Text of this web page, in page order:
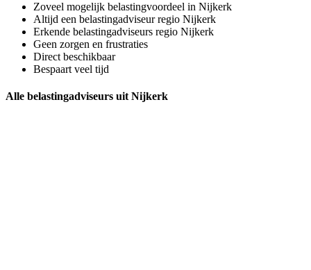
Zoveel mogelijk belastingvoordeel in Nijkerk
Altijd een belastingadviseur regio Nijkerk
Erkende belastingadviseurs regio Nijkerk
Geen zorgen en frustraties
Direct beschikbaar
Bespaart veel tijd
Alle belastingadviseurs uit Nijkerk